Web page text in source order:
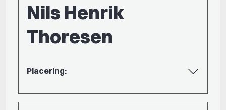
Nils Henrik
Thoresen
Placering: